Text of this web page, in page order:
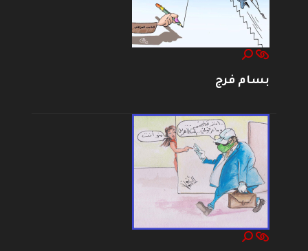
بسام فرج